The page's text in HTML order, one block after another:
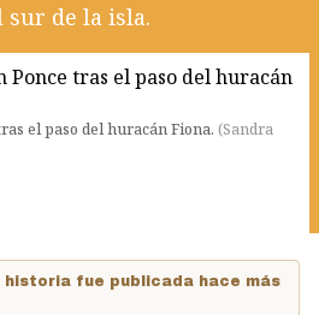
sur de la isla.
el paso del huracán Fiona. (Sandra
historia fue publicada hace más